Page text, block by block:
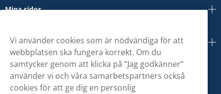
Mina sidor
Om oss
Vi använder cookies som är nödvändiga för att
webbplatsen ska fungera korrekt. Om du
samtycker genom att klicka på ”Jag godkänner”
använder vi och våra samarbetspartners också
cookies för att ge dig en personlig